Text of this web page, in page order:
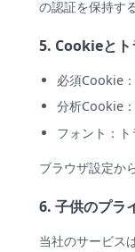
の認証を保持す
5. Cookieとト
必須Cookie
分析Cookie
フォント：
ブラウザ設定か
6. 子供のプラ
当社のサービス